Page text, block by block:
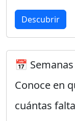
Descubrir
📅
Conoce en
cuántas